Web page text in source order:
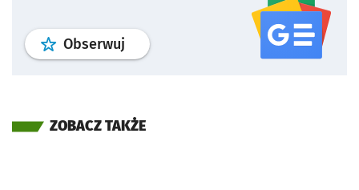
Obserwuj profil serwisu
ZOBACZ TAKŻE